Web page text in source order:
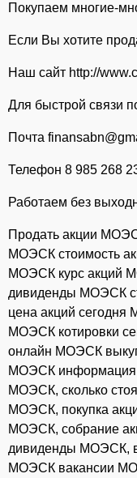
Покупаем многие-
Если Вы хотите
Наш сайт http://
Для быстрой связи
Почта
Телефон 8 985 268
Работаем без
Продать акции
МОЭСК стоимость
МОЭСК курс акций
дивиденды МОЭСК
цена акций сегодня
МОЭСК котировки
онлайн МОЭСК
МОЭСК информация
МОЭСК, сколько
МОЭСК, покупка
МОЭСК, собрание
дивиденды МОЭСК,
МОЭСК вакансии